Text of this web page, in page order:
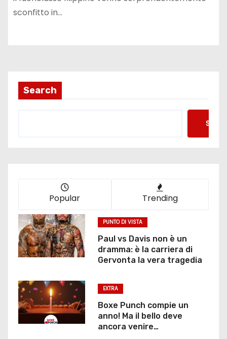
sconfitto in…
Search
Popular Trending
PUNTO DI VISTA
Paul vs Davis non è un
dramma: è la carriera di
Gervonta la vera tragedia
EXTRA
Boxe Punch compie un
anno! Ma il bello deve
ancora venire…